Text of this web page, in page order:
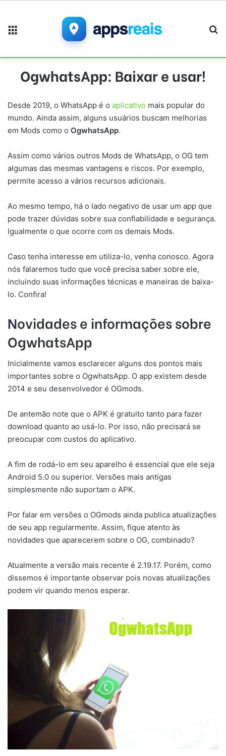
OgwhatsApp: Baixar e usar!
Desde 2019, o WhatsApp é o aplicativo mais popular do
mundo. Ainda assim, alguns usuários buscam melhorias
em Mods como o OgwhatsApp.
Assim como vários outros Mods de WhatsApp, o OG tem
algumas das mesmas vantagens e riscos. Por exemplo,
permite acesso a vários recursos adicionais.
Ao mesmo tempo, há o lado negativo de usar um app que
pode trazer dúvidas sobre sua confiabilidade e segurança.
Igualmente o que ocorre com os demais Mods.
Caso tenha interesse em utiliza-lo, venha conosco. Agora
nós falaremos tudo que você precisa saber sobre ele,
incluindo suas informações técnicas e maneiras de baixa-
lo. Confira!
Novidades e informações sobre
OgwhatsApp
Inicialmente vamos esclarecer alguns dos pontos mais
importantes sobre o OgwhatsApp. O app existem desde
2014 e seu desenvolvedor é OGmods.
De antemão note que o APK é gratuito tanto para fazer
download quanto ao usá-lo. Por isso, não precisará se
preocupar com custos do aplicativo.
A fim de rodá-lo em seu aparelho é essencial que ele seja
Android 5.0 ou superior. Versões mais antigas
simplesmente não suportam o APK.
Por falar em versões o OGmods ainda publica atualizações
de seu app regularmente. Assim, fique atento às
novidades que aparecerem sobre o OG, combinado?
Atualmente a versão mais recente é 2.19.17. Porém, como
dissemos é importante observar pois novas atualizações
podem vir quando menos esperar.